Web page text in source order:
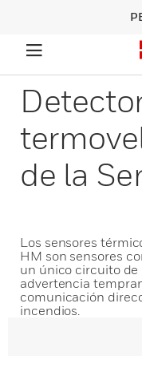
de la
Los sensores
HM son sensores
un único circuito
advertencia
comunicación
incendios.